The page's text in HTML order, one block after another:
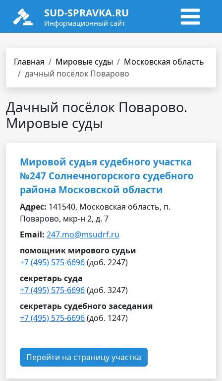
SUD-SPRAVKA.RU
Информационный сайт
Главная Мировые суды
Московская область
дачный посёлок Поварово
Дачный посёлок Поварово.
Мировые суды
Мировой судья судебного участка
№247 Солнечногорского судебного
района Московской области
Адрес: 141540, Московская область, п.
Поварово, мкр-н 2, д. 7
Email: 247.mo@msudrf.ru
помощник мирового судьи
+7 (495) 575-6696(доб. 2247)
секретарь суда
+7 (495) 575-6696(доб. 3247)
секретарь судебного заседания
+7 (495) 575-6696(доб. 1247)
Перейти на страницу участка